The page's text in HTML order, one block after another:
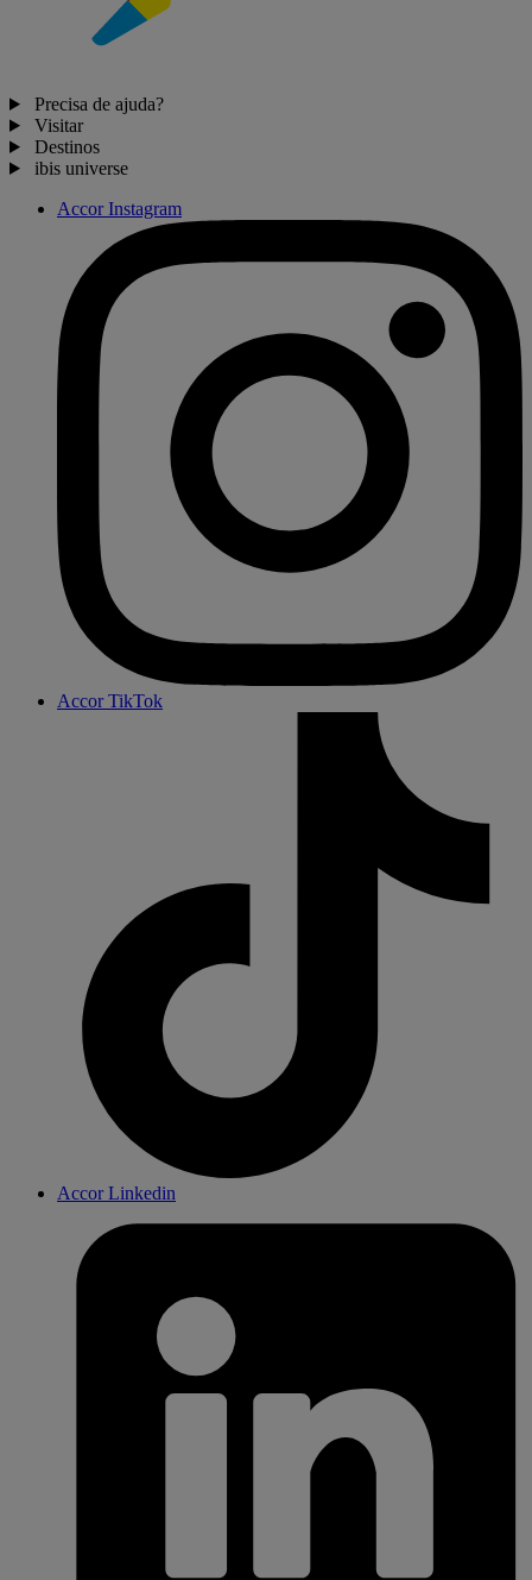
Precisa de ajuda?
Visitar
Destinos
ibis universe
Accor Instagram
Accor TikTok
Accor Linkedin